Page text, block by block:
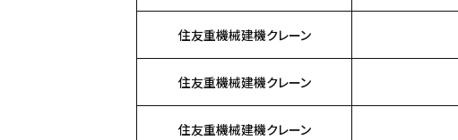
住友重機械建機クレーン
住友重機械建機クレーン
住友重機械建機クレーン